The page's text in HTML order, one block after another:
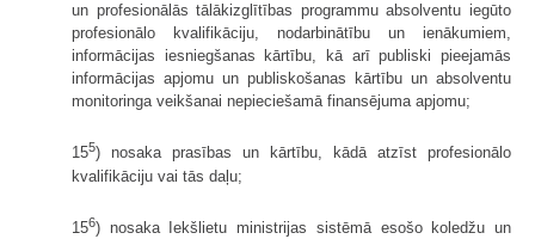
un profesionālās tālākizglītības programmu absolventu iegūto
profesionālo kvalifikāciju, nodarbinātību un ienākumiem,
informācijas iesniegšanas kārtību, kā arī publiski pieejamās
informācijas apjomu un publiskošanas kārtību un absolventu
monitoringa veikšanai nepieciešamā finansējuma apjomu;
155) nosaka prasības un kārtību, kādā atzīst profesionālo
kvalifikāciju vai tās daļu;
156) nosaka Iekšlietu ministrijas sistēmā esošo koledžu un